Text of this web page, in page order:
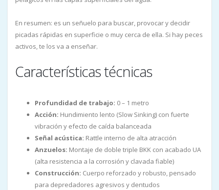
En resumen: es un señuelo para buscar, provocar y decidir
picadas rápidas en superficie o muy cerca de ella. Si hay peces
activos, te los va a enseñar.
Características técnicas
Profundidad de trabajo: 0 – 1 metro
Acción: Hundimiento lento (Slow Sinking) con fuerte
vibración y efecto de caída balanceada
Señal acústica: Rattle interno de alta atracción
Anzuelos: Montaje de doble triple BKK con acabado UA
(alta resistencia a la corrosión y clavada fiable)
Construcción: Cuerpo reforzado y robusto, pensado
para depredadores agresivos y dentudos